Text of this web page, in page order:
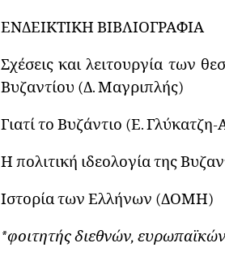
ΕΝΔΕΙΚΤΙΚΗ ΒΙΒΛΙΟΓΡΑΦΙΑ
Σχέσεις και λειτουργία των
Βυζαντίου (Δ. Μαγριπλής)
Γιατί το Βυζάντιο (Ε.
Η πολιτική ιδεολογία της
Ιστορία των Ελλήνων (ΔΟΜΗ)
*φοιτητής διεθνών,